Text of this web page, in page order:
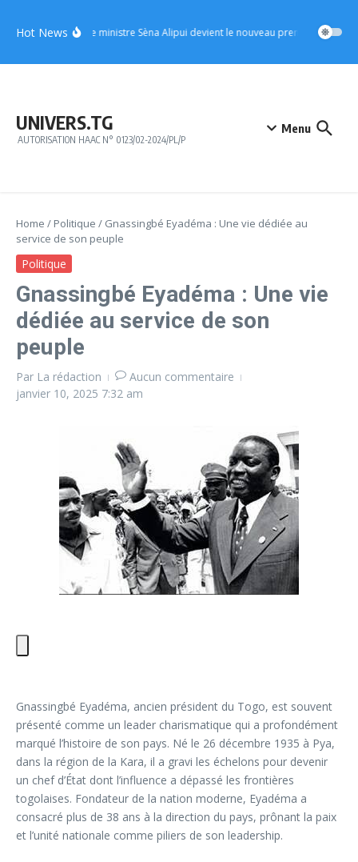
Hot NewsUFC : le ministre Sèna Alipui devient le nouveau premier vice-
UNIVERS.TG
AUTORISATION HAAC N° 0123/02-2024/PL/P
Menu
Home / Politique / Gnassingbé Eyadéma : Une vie dédiée au
service de son peuple
Politique
Gnassingbé Eyadéma : Une vie
dédiée au service de son
peuple
Par La rédaction
Aucun commentaire
janvier 10, 2025 7:32 am
Gnassingbé Eyadéma, ancien président du Togo, est souvent
présenté comme un leader charismatique qui a profondément
marqué l’histoire de son pays. Né le 26 décembre 1935 à Pya,
dans la région de la Kara, il a gravi les échelons pour devenir
un chef d’État dont l’influence a dépassé les frontières
togolaises. Fondateur de la nation moderne, Eyadéma a
consacré plus de 38 ans à la direction du pays, prônant la paix
et l’unité nationale comme piliers de son leadership.